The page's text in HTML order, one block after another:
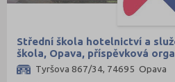
Vsetín (3)
Zlín (3)
Znojmo (4)
Střední škola hotelnictví a
škola, Opava, příspěvková
Tyršova 867/34, 74695 Opava